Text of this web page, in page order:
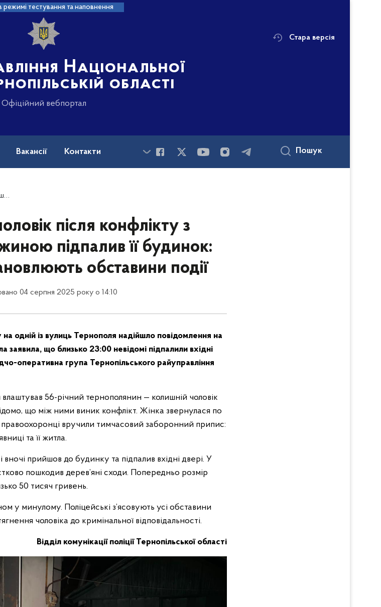
режимі тестування та наповнення
Національної
області
Офіційний вебпортал
Стара версія
Вакансії Контакти Пошук
після конфлікту з
підпалив її будинок:
обставини події
04 серпня 2025 року о 14:10
одній із вулиць Тернополя надійшло повідомлення на
заявила, що близько 23:00 невідомі підпалили вхідні
оперативна група Тернопільського райуправління
56-річний тернополянин — колишній чоловік
що між ними виник конфлікт. Жінка звернулася по
правоохоронці вручили тимчасовий заборонний припис:
та її житла.
прийшов до будинку та підпалив вхідні двері. У
пошкодив дерев’яні сходи. Попередньо розмір
50 тисяч гривень.
у минулому. Поліцейські з’ясовують усі обставини
чоловіка до кримінальної відповідальності.
Відділ комунікації поліції Тернопільської області